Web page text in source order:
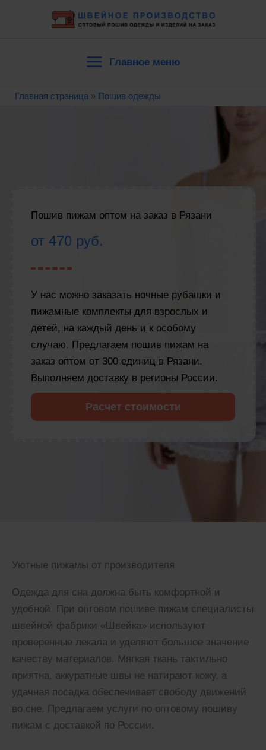
Menu
Главное меню
Главная страница » Пошив одежды
Пошив пижам оптом на заказ в Рязани
от 470 руб.
У нас можно заказать ночные рубашки и
пижамные комплекты для взрослых и
детей, на каждый день и к особому
случаю. Предлагаем пошив пижам на
заказ оптом от 300 единиц в Рязани.
Выполняем доставку в регионы России.
Расчет стоимости
Уютные пижамы от производителя
Одежда для сна должна быть комфортной и
удобной. При оптовом пошиве пижам специалисты
швейной фабрики «Швейка» используют
проверенные лекала и уделяют большое значение
качеству материалов. Мягкая ткань тактильно
приятна, аккуратные швы не натирают кожу, а
удачная посадка обеспечивает свободу движений
во сне. Предлагаем услуги по оптовому пошиву
пижам с доставкой по России.